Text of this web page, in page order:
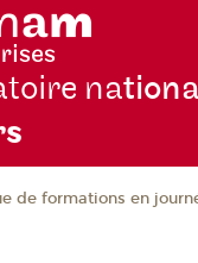
na
de formations en